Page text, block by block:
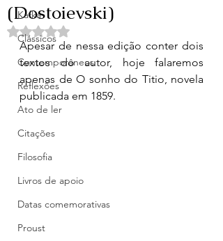
Kafka
Clássicos
Contemporâneos
Reflexões
Ato de ler
Citações
Filosofia
Livros de apoio
Datas comemorativas
Proust
(Dostoievski)
Avaliado com NaN de 5 estrelas.
Apesar de nessa edição conter dois
textos do autor, hoje falaremos
apenas de O sonho do Titio, novela
publicada em 1859.